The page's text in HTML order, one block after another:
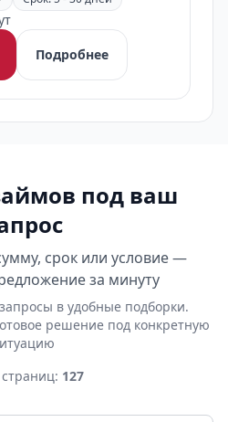
Подробнее
под ваш
срок или условие —
за минуту
в удобные подборки.
решение под конкретную
страниц: 127